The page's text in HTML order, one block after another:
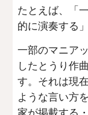
たとえば、「
的に演奏する
一部のマニア
したとうり作
す。それは現
ような言い方
家が掲載する